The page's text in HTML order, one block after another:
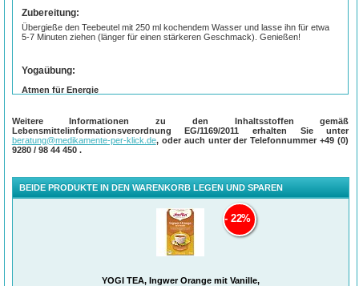
Zubereitung:
Übergieße den Teebeutel mit 250 ml kochendem Wasser und lasse ihn für etwa
5-7 Minuten ziehen (länger für einen stärkeren Geschmack). Genießen!
Yogaübung:
Atmen für Energie
Nasenloch. Fühle, wie ein Energiefluss in Dir entsteht.
Dauer: 3 Minuten.
Weitere Informationen zu den Inhaltsstoffen gemäß
Lebensmittelinformationsverordnung EG/1169/2011 erhalten Sie unter
beratung@medikamente-per-klick.de, oder auch unter der Telefonnummer+49 (0)
9280 / 98 44 450 .
BEIDE PRODUKTE IN DEN WARENKORB LEGEN UND SPAREN
YOGI TEA, Ingwer Orange mit Vanille,
22%